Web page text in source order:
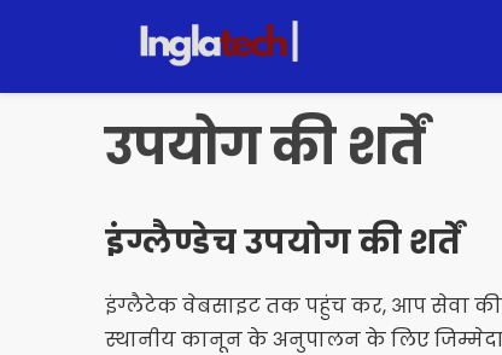
उपयोग की शर्तें
इंग्लैण्डेच उपयोग की शर्तें
इंग्लैटेक वेबसाइट तक पहुंच कर, आप सेवा की
स्थानीय कानून के अनुपालन के लिए